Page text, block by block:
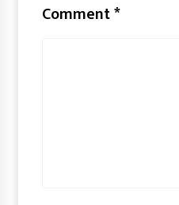
Comment*